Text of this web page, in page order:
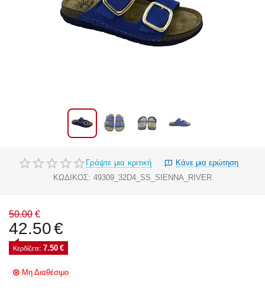
Γράψτε μια κριτική
Κάνε μια ερώτηση
ΚΩΔΙΚΟΣ: 49309_32D4_SS_SIENNA_RIVER
50.00 €
42.50€
Κερδίζετε: 7.50 €
Μη Διαθέσιμο